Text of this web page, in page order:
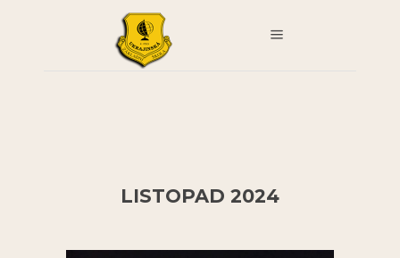
LISTOPAD 2024